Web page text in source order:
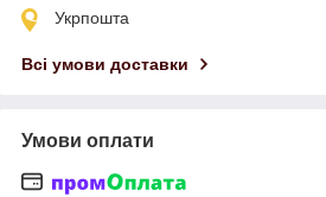
Укрпошта
Всі умови доставки
Умови оплати